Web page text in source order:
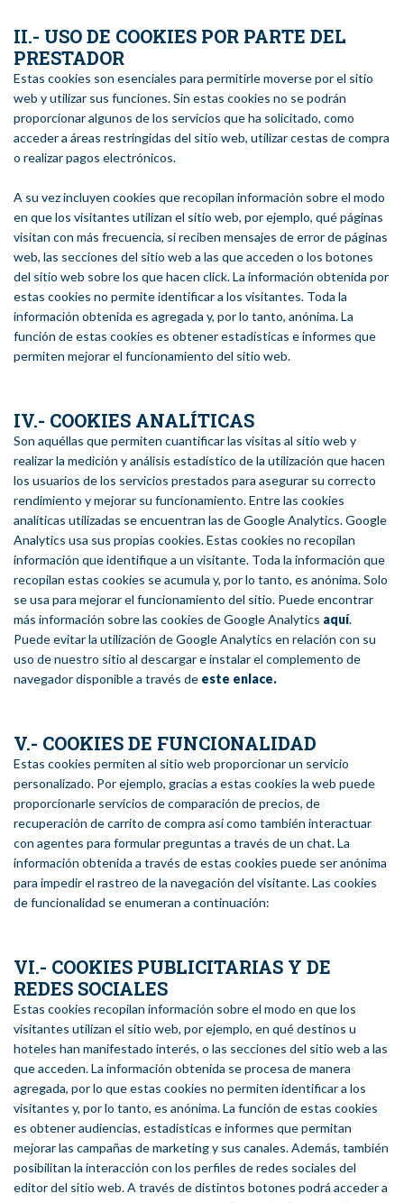
II.- USO DE COOKIES POR PARTE DEL
PRESTADOR
Estas cookies son esenciales para permitirle moverse por el sitio
web y utilizar sus funciones. Sin estas cookies no se podrán
proporcionar algunos de los servicios que ha solicitado, como
acceder a áreas restringidas del sitio web, utilizar cestas de compra
o realizar pagos electrónicos.
A su vez incluyen cookies que recopilan información sobre el modo
en que los visitantes utilizan el sitio web, por ejemplo, qué páginas
visitan con más frecuencia, si reciben mensajes de error de páginas
web, las secciones del sitio web a las que acceden o los botones
del sitio web sobre los que hacen click. La información obtenida por
estas cookies no permite identificar a los visitantes. Toda la
información obtenida es agregada y, por lo tanto, anónima. La
función de estas cookies es obtener estadísticas e informes que
permiten mejorar el funcionamiento del sitio web.
IV.- COOKIES ANALÍTICAS
Son aquéllas que permiten cuantificar las visitas al sitio web y
realizar la medición y análisis estadístico de la utilización que hacen
los usuarios de los servicios prestados para asegurar su correcto
rendimiento y mejorar su funcionamiento. Entre las cookies
analíticas utilizadas se encuentran las de Google Analytics. Google
Analytics usa sus propias cookies. Estas cookies no recopilan
información que identifique a un visitante. Toda la información que
recopilan estas cookies se acumula y, por lo tanto, es anónima. Solo
se usa para mejorar el funcionamiento del sitio. Puede encontrar
más información sobre las cookies de Google Analytics aquí.
Puede evitar la utilización de Google Analytics en relación con su
uso de nuestro sitio al descargar e instalar el complemento de
navegador disponible a través de este enlace.
V.- COOKIES DE FUNCIONALIDAD
Estas cookies permiten al sitio web proporcionar un servicio
personalizado. Por ejemplo, gracias a estas cookies la web puede
proporcionarle servicios de comparación de precios, de
recuperación de carrito de compra así como también interactuar
con agentes para formular preguntas a través de un chat. La
información obtenida a través de estas cookies puede ser anónima
para impedir el rastreo de la navegación del visitante. Las cookies
de funcionalidad se enumeran a continuación:
VI.- COOKIES PUBLICITARIAS Y DE
REDES SOCIALES
Estas cookies recopilan información sobre el modo en que los
visitantes utilizan el sitio web, por ejemplo, en qué destinos u
hoteles han manifestado interés, o las secciones del sitio web a las
que acceden. La información obtenida se procesa de manera
agregada, por lo que estas cookies no permiten identificar a los
visitantes y, por lo tanto, es anónima. La función de estas cookies
es obtener audiencias, estadísticas e informes que permitan
mejorar las campañas de marketing y sus canales. Además, también
posibilitan la interacción con los perfiles de redes sociales del
editor del sitio web. A través de distintos botones podrá acceder a